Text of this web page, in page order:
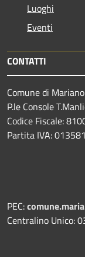
Luoghi
Eventi
CONTATTI
Comune di
P.le Console
Codice Fiscale:
Partita IVA:
PEC:
Centralino Unico: